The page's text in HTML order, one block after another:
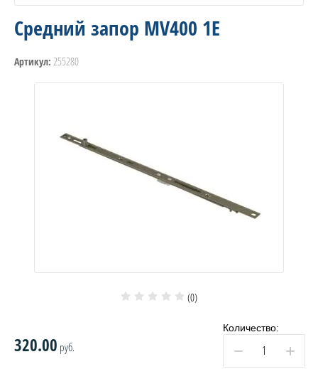
Средний запор MV400 1E
Артикул: 255280
(0)
320.00 руб.
Количество:
− +